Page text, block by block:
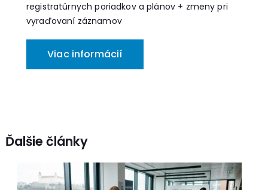
registratúrnych poriadkov a plánov + zmeny pri
vyraďovaní záznamov
Viac informácií
Ďalšie články